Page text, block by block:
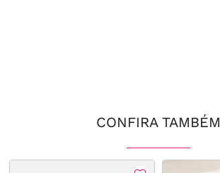
CONFIRA TAMBÉM